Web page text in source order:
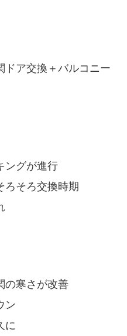
ドア交換＋バルコニー
ングが進行
ろそろ交換時期
の寒さが改善
ン
に